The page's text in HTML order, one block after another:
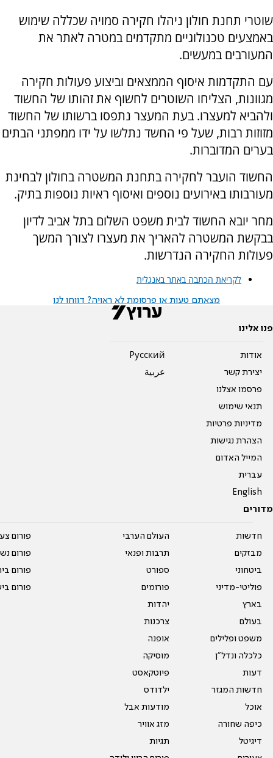
שוטרי תחנת חולון ניהלו חקירה סמויה שכללה שימוש
באמצעים טכנולוגיים מתקדמים במטרה לאתר את
המעורבים במעשים.
עם התקדמות איסוף הממצאים וביצוע פעולות חקירה
מגוונות, הצליחו השוטרים לחשוף את זהותו של החשוד
ולהביא למעצרו. בעת המעצר נתפסו ברשותו של החשוד
מזוזות רבות, שעל פי החשד נתלשו על ידו ממפתני הבתים
בערים המדוברות.
החשוד הועבר לחקירה בתחנת המשטרה בחולון לבחינת
מעורבותו באירועים נוספים ואיסוף ראיות נוספות בתיק.
מחר יובא החשוד לבית משפט השלום בתל אביב לדיון
בבקשת המשטרה להאריך את מעצרו לצורך המשך
פעולות החקירה הנדרשות.
לקריאת הכתבה באתר באנגלית
מצאתם טעות או פרסומת לא ראויה? דווחו לנו
פנו אלינו
אודות
יצירת קשר
פרסמו אצלנו
תנאי שימוש
מדיניות פרטיות
הצהרת נגישות
המייל האדום
עברית
English
Pусский
عربية
מדורים
חדשות
מבזקים
ביטחוני
פוליטי-מדיני
בארץ
בעולם
משפט ופלילים
כלכלה ונדל"ן
דעות
חדשות המגזר
אוכל
כיפה שחורה
דיגיטל
העולם הערבי
תרבות ופנאי
ספורט
פורומים
יהדות
צרכנות
אופנה
מוסיקה
פיוטקאסט
ילדודס
מודעות אבל
מזג אוויר
תגיות
פורום
פורום
פורום
פורום